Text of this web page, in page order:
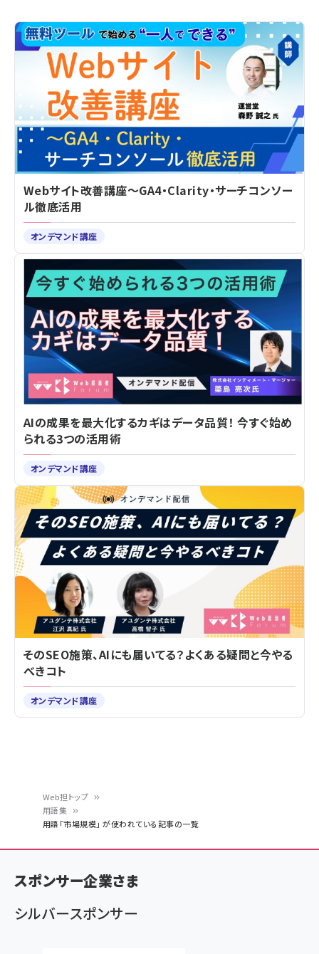
ン
く
ず
Web担トップ
用語集
用語「市場規模」 が使われている記事の一覧
Webサイト改善講座～GA4・Clarity・サーチコンソー
ル徹底活用
オンデマンド講座
AIの成果を最大化するカギはデータ品質！ 今すぐ始め
られる3つの活用術
オンデマンド講座
そのSEO施策、AIにも届いてる？よくある疑問と今やる
べきコト
オンデマンド講座
スポンサー企業さま
シルバースポンサー